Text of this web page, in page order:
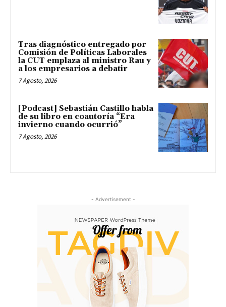
Tras diagnóstico entregado por
Comisión de Políticas Laborales
la CUT emplaza al ministro Rau y
a los empresarios a debatir
7 Agosto, 2026
[Podcast] Sebastián Castillo habla
de su libro en coautoría “Era
invierno cuando ocurrió”
7 Agosto, 2026
- Advertisement -